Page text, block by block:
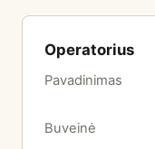
Operatorius
Pavadinimas
Buveinė